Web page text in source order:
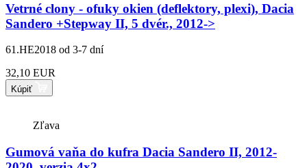
Vetrné clony - ofuky okien (deflektory, plexi), Dacia
Sandero +Stepway II, 5 dvér., 2012->
61.HE2018 od 3-7 dní
32,10 EUR
Kúpiť
Zľava
Gumová vaňa do kufra Dacia Sandero II, 2012-